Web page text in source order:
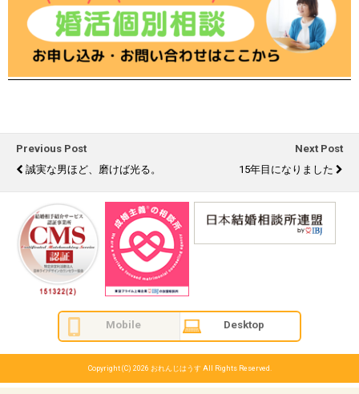
Previous Post
誠実な男ほど、磨けば光る。
Next Post
15年目になりました
Mobile Desktop
Copyright (C) 2026 おれんじはうすAll Rights Reserved.